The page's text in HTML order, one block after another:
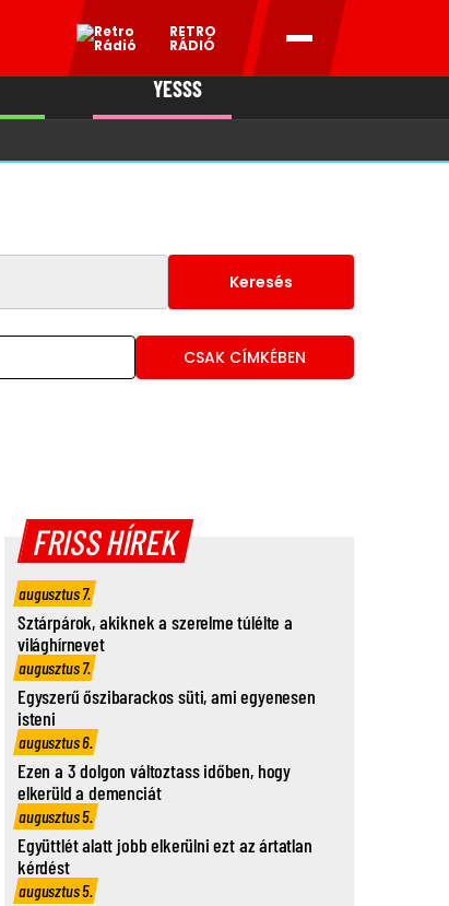
RETRO
RÁDIÓ
YESSS
Keresés
CSAK CÍMKÉBEN
FRISS HÍREK
augusztus 7.
Sztárpárok, akiknek a szerelme túlélte a
világhírnevet
augusztus 7.
Egyszerű őszibarackos süti, ami egyenesen
isteni
augusztus 6.
Ezen a 3 dolgon változtass időben, hogy
elkerüld a demenciát
augusztus 5.
Együttlét alatt jobb elkerülni ezt az ártatlan
kérdést
augusztus 5.